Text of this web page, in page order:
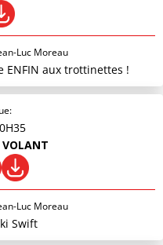
Luc Moreau
ENFIN aux trottinettes !
VOLANT
Luc Moreau
Swift